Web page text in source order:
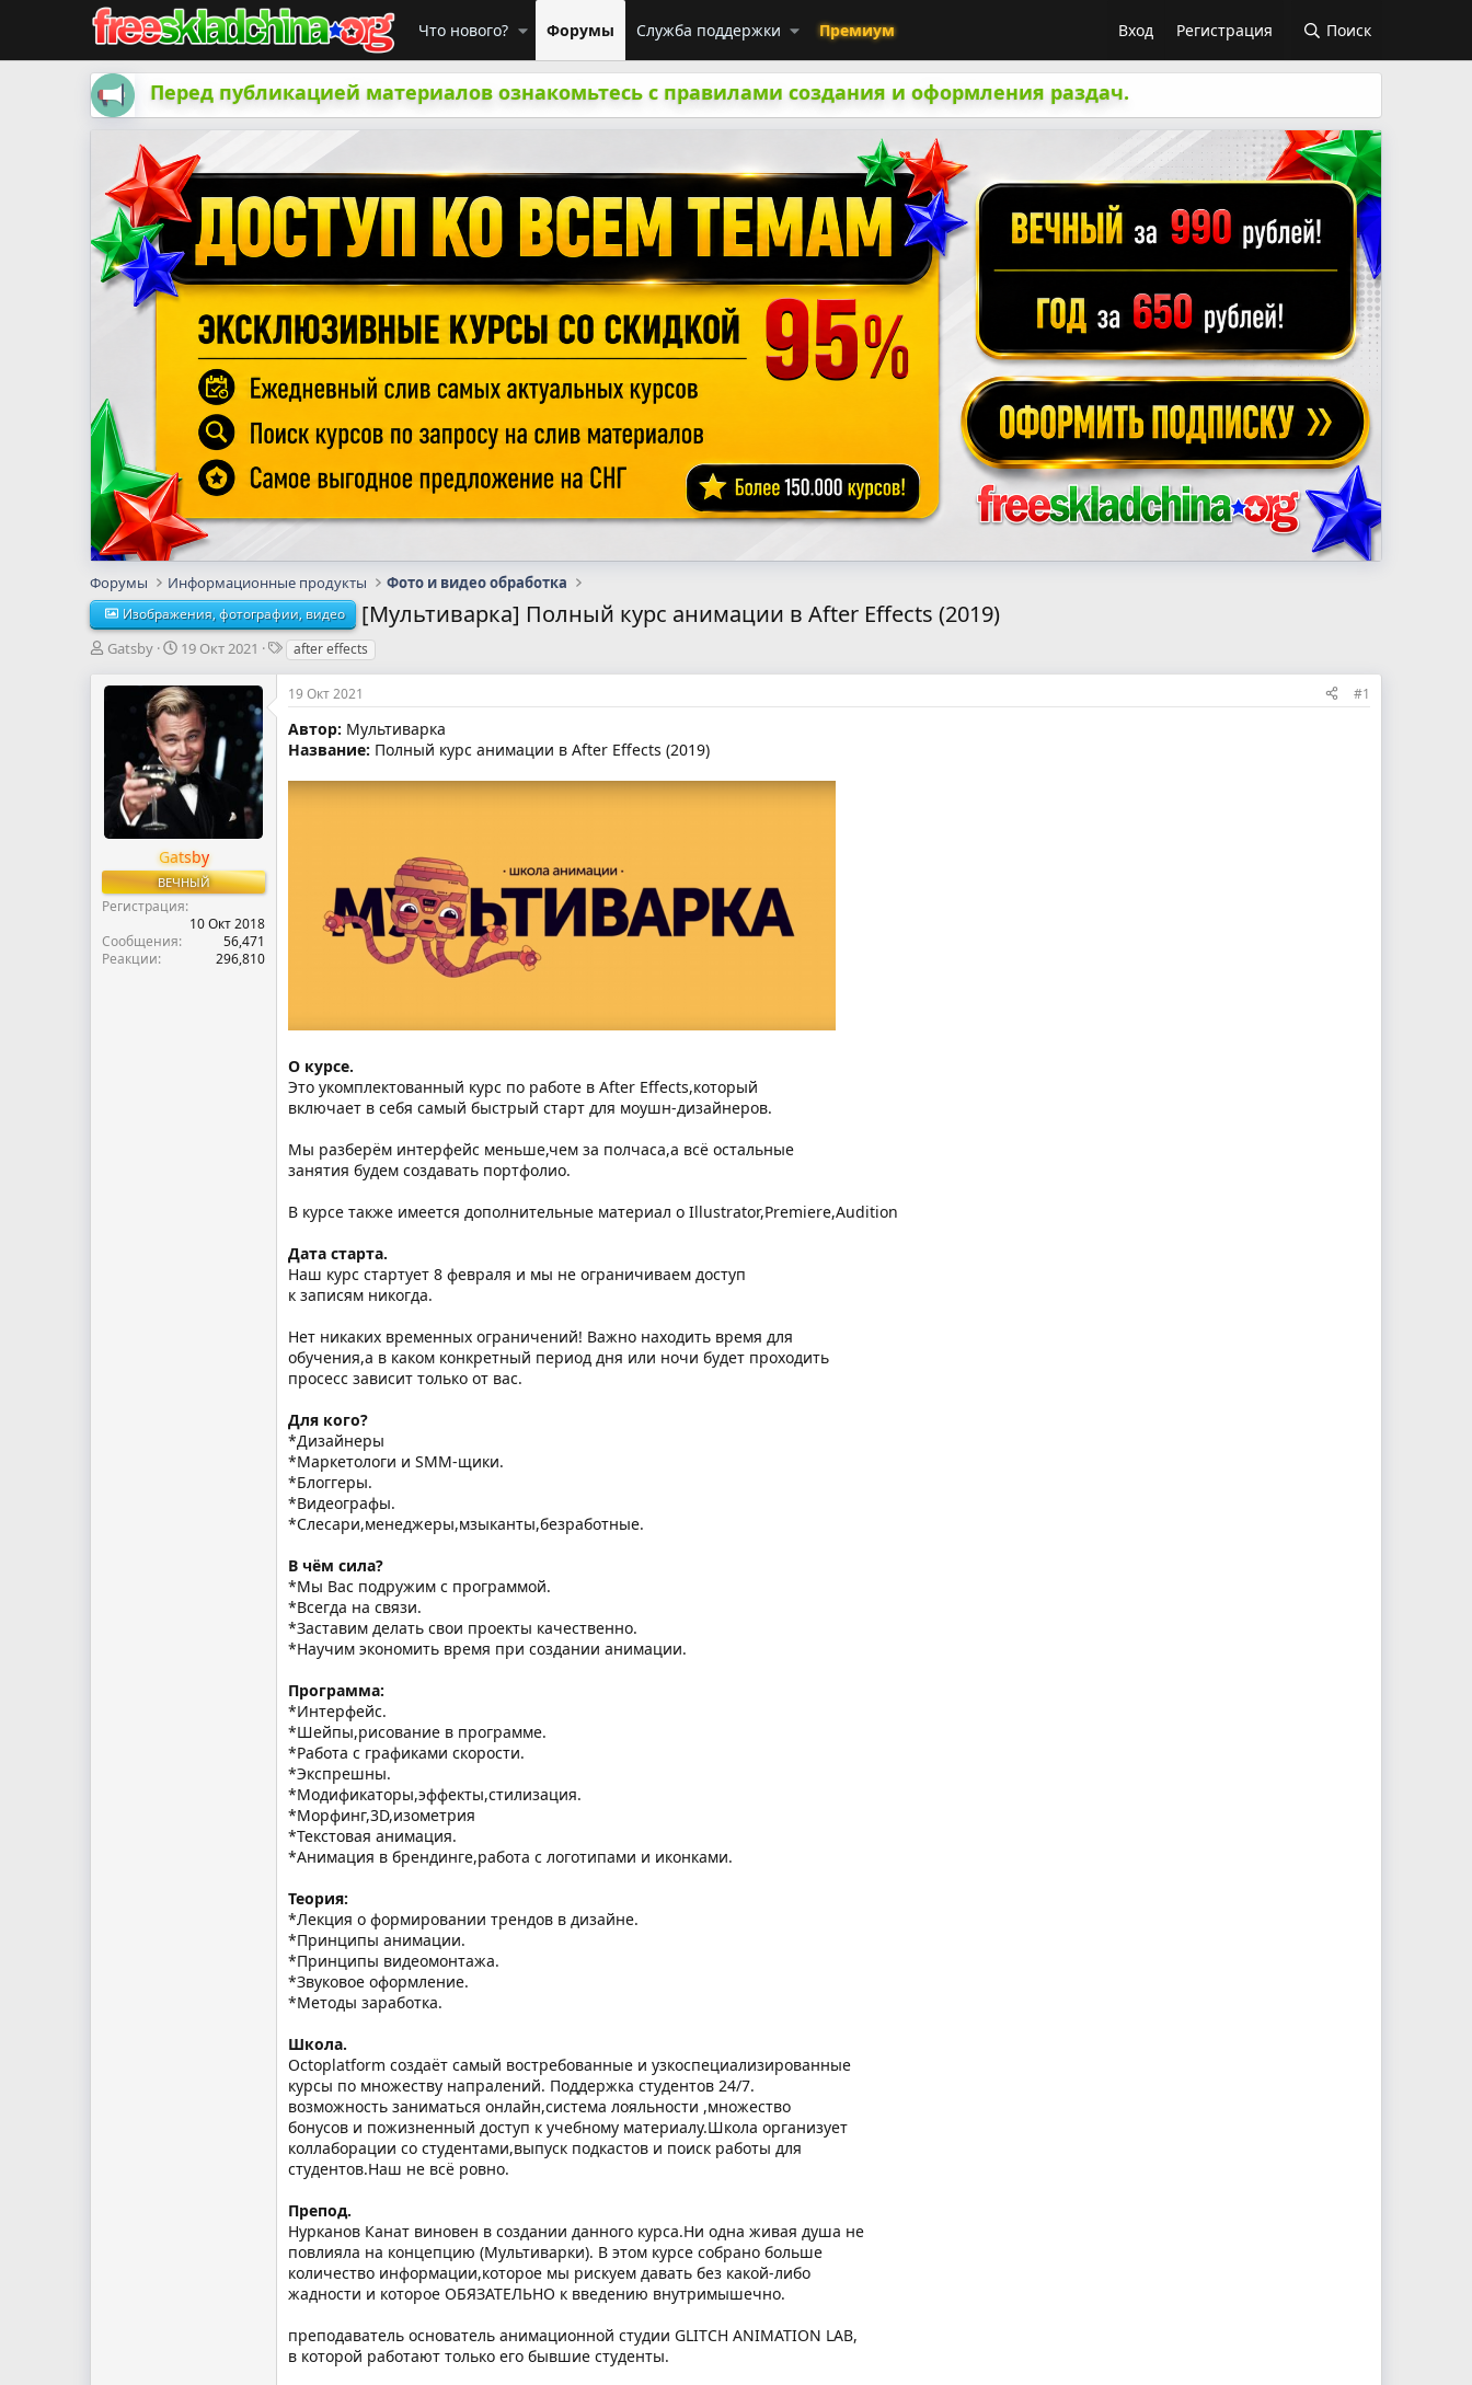
Что нового? Форумы Служба поддержки Премиум Вход Регистрация Поиск
Перед публикацией материалов ознакомьтесь с правилами создания и оформления раздач.
Форумы Информационные продукты Фото и видео обработка
Изображения, фотографии, видео [Мультиварка] Полный курс анимации в After Effects (2019)
А
т
м
Gatsby
Д
т
а
н
а
ч
а
л
19 Окт 2021
Т
г
и
after effects
Gatsby
ВЕЧНЫЙ
Регистрация
10 Окт 2018
Сообщения
56,471
Реакции
296,810
19 Окт 2021 #1
Автор: Мультиварка
Название: Полный курс анимации в After Effects (2019)
О курсе.
Это укомплектованный курс по работе в After Effects,который
включает в себя самый быстрый старт для моушн-дизайнеров.
Мы разберём интерфейс меньше,чем за полчаса,а всё остальные
занятия будем создавать портфолио.
В курсе также имеется дополнительные материал о Illustrator,Premiere,Audition
Дата старта.
Наш курс стартует 8 февраля и мы не ограничиваем доступ
к записям никогда.
Нет никаких временных ограничений! Важно находить время для
обучения,а в каком конкретный период дня или ночи будет проходить
просесс зависит только от вас.
Для кого?
*Дизайнеры
*Маркетологи и SMM-щики.
*Блоггеры.
*Видеографы.
*Слесари,менеджеры,мзыканты,безработные.
В чём сила?
*Мы Вас подружим с программой.
*Всегда на связи.
*Заставим делать свои проекты качественно.
*Научим экономить время при создании анимации.
Программа:
*Интерфейс.
*Шейпы,рисование в программе.
*Работа с графиками скорости.
*Экспрешны.
*Модификаторы,эффекты,стилизация.
*Морфинг,3D,изометрия
*Текстовая анимация.
*Анимация в брендинге,работа с логотипами и иконками.
Теория:
*Лекция о формировании трендов в дизайне.
*Принципы анимации.
*Принципы видеомонтажа.
*Звуковое оформление.
*Методы заработка.
Школа.
Octoplatform создаёт самый востребованные и узкоспециализированные
курсы по множеству напралений. Поддержка студентов 24/7.
возможность заниматься онлайн,система лояльности ,множество
бонусов и пожизненный доступ к учебному материалу.Школа организует
коллаборации со студентами,выпуск подкастов и поиск работы для
студентов.Наш не всё ровно.
Препод.
Нурканов Канат виновен в создании данного курса.Ни одна живая душа не
повлияла на концепцию (Мультиварки). В этом курсе собрано больше
количество информации,которое мы рискуем давать без какой-либо
жадности и которое ОБЯЗАТЕЛЬНО к введению внутримышечно.
преподаватель основатель анимационной студии GLITCH ANIMATION LAB,
в которой работают только его бывшие студенты.